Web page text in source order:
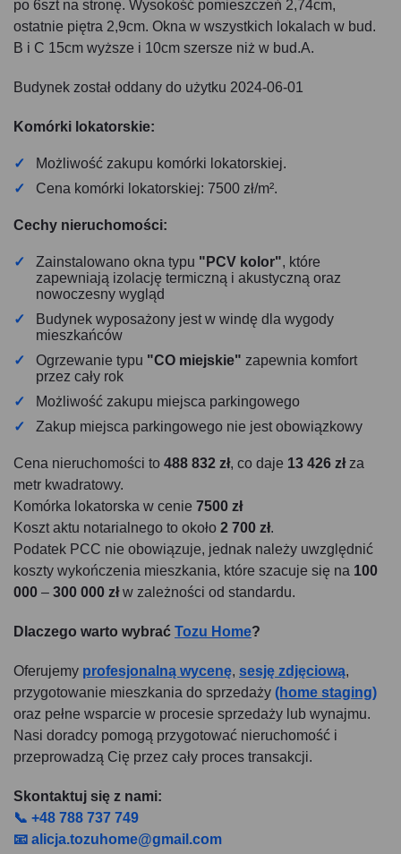
po 6szt na stronę. Wysokość pomieszczeń 2,74cm,
ostatnie piętra 2,9cm. Okna w wszystkich lokalach w bud.
B i C 15cm wyższe i 10cm szersze niż w bud.A.
Budynek został oddany do użytku 2024-06-01
Komórki lokatorskie:
Możliwość zakupu komórki lokatorskiej.
Cena komórki lokatorskiej: 7500 zł/m².
Cechy nieruchomości:
Zainstalowano okna typu "PCV kolor", które
zapewniają izolację termiczną i akustyczną oraz
nowoczesny wygląd
Budynek wyposażony jest w windę dla wygody
mieszkańców
Ogrzewanie typu "CO miejskie" zapewnia komfort
przez cały rok
Możliwość zakupu miejsca parkingowego
Zakup miejsca parkingowego nie jest obowiązkowy
Cena nieruchomości to 488 832 zł, co daje 13 426 złza
metr kwadratowy.
Komórka lokatorska w cenie 7500 zł
Koszt aktu notarialnego to około 2 700 zł.
Podatek PCC nie obowiązuje, jednak należy uwzględnić
koszty wykończenia mieszkania, które szacuje się na 100
000 – 300 000 złw zależności od standardu.
Dlaczego warto wybrać Tozu Home?
Oferujemy profesjonalną wycenę, sesję zdjęciową,
przygotowanie mieszkania do sprzedaży (home staging)
oraz pełne wsparcie w procesie sprzedaży lub wynajmu.
Nasi doradcy pomogą przygotować nieruchomość i
przeprowadzą Cię przez cały proces transakcji.
Skontaktuj się z nami:
📞 +48 788 737 749
📧 alicja.tozuhome@gmail.com